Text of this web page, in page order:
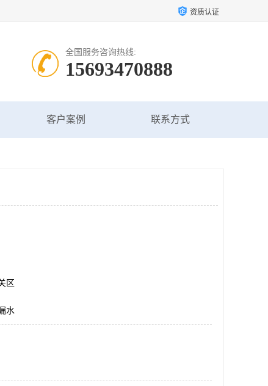
资质认证
全国服务咨询热线:
15693470888
客户案例 联系方式
区
水